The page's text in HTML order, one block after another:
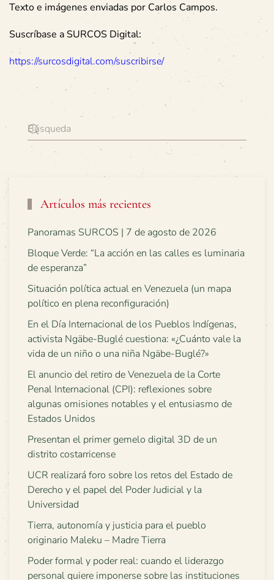
Texto e imágenes enviadas por Carlos Campos.
Suscríbase a SURCOS Digital:
https://surcosdigital.com/suscribirse/
Artículos más recientes
Panoramas SURCOS | 7 de agosto de 2026
Bloque Verde: “La acción en las calles es luminaria
de esperanza”
Situación política actual en Venezuela (un mapa
político en plena reconfiguración)
En el Día Internacional de los Pueblos Indígenas,
activista Ngäbe-Buglé cuestiona: «¿Cuánto vale la
vida de un niño o una niña Ngäbe-Buglé?»
El anuncio del retiro de Venezuela de la Corte
Penal Internacional (CPI): reflexiones sobre
algunas omisiones notables y el entusiasmo de
Estados Unidos
Presentan el primer gemelo digital 3D de un
distrito costarricense
UCR realizará foro sobre los retos del Estado de
Derecho y el papel del Poder Judicial y la
Universidad
Tierra, autonomía y justicia para el pueblo
originario Maleku – Madre Tierra
Poder formal y poder real: cuando el liderazgo
personal quiere imponerse sobre las instituciones